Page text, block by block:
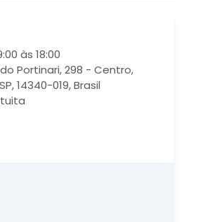
às 18:00
Portinari, 298 - Centro,
14340-019, Brasil